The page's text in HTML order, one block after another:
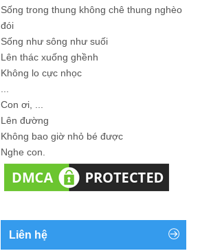
Sống trong thung không chê thung nghèo
đói
Sống như sông như suối
Lên thác xuống ghềnh
Không lo cực nhọc
Con ơi, ...
Lên đường
Không bao giờ nhỏ bé được
Nghe con.
Liên hệ